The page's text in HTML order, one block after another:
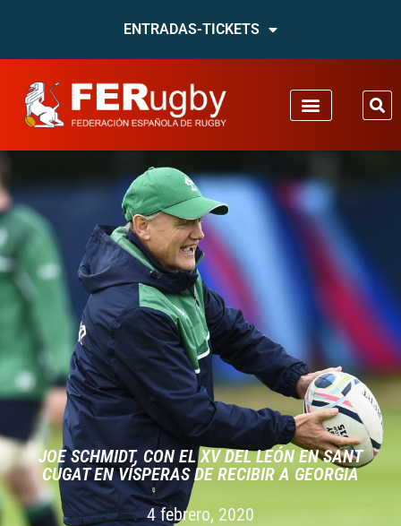
ENTRADAS-TICKETS
JOE SCHMIDT, CON EL XV DEL LEÓN EN SANT
CUGAT EN VÍSPERAS DE RECIBIR A GEORGIA
4 febrero, 2020